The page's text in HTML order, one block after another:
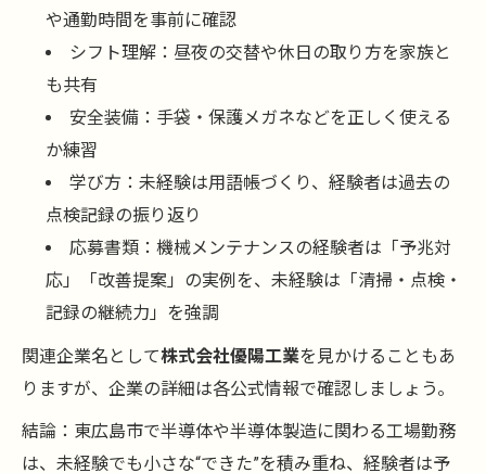
や通勤時間を事前に確認
シフト理解：昼夜の交替や休日の取り方を家族と
も共有
安全装備：手袋・保護メガネなどを正しく使える
か練習
学び方：未経験は用語帳づくり、経験者は過去の
点検記録の振り返り
応募書類：機械メンテナンスの経験者は「予兆対
応」「改善提案」の実例を、未経験は「清掃・点検・
記録の継続力」を強調
関連企業名として株式会社優陽工業を見かけることもあ
りますが、企業の詳細は各公式情報で確認しましょう。
結論：東広島市で半導体や半導体製造に関わる工場勤務
は、未経験でも小さな“できた”を積み重ね、経験者は予